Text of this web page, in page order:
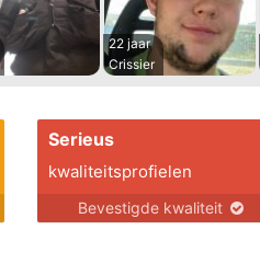
22 jaar
Crissier
Serieus
kwaliteitsprofielen
Bevestigde kwaliteit